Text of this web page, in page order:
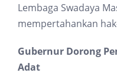
Lembaga Swadaya
mempertahankan
Gubernur Dorong
Adat